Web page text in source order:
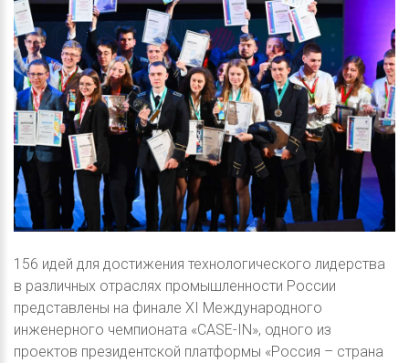
156 идей для достижения технологического лидерства
в различных отраслях промышленности России
представлены на финале XI Международного
инженерного чемпионата «CASE-IN», одного из
проектов президентской платформы «Россия – страна